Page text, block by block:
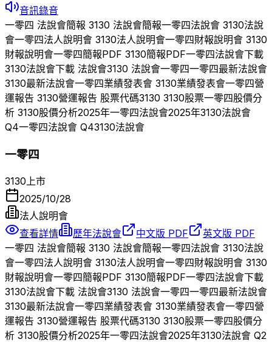
音訊錄音
一零四 法說會簡報 3130 法說會簡報一零四法說會 3130法說
會一零四法人說明會 3130法人說明會一零四財報說明會 3130
財報說明會一零四簡報PDF 3130簡報PDF一零四法說會下載
3130法說會下載 法說會3130 法說會一零四一零四最新法說會
3130最新法說會一零四業績發表會 3130業績發表會一零四營
運報告 3130營運報告 股票代碼3130 3130股票一零四股價分
析 3130股價分析2025年一零四法說會2025年3130法說會
Q4一零四法說會 Q43130法說會
一零四
3130 上市
2025/10/28
法人說明會
查看詳情
歷年法說會 中文版 PDF
英文版 PDF
一零四 法說會簡報 3130 法說會簡報一零四法說會 3130法說
會一零四法人說明會 3130法人說明會一零四財報說明會 3130
財報說明會一零四簡報PDF 3130簡報PDF一零四法說會下載
3130法說會下載 法說會3130 法說會一零四一零四最新法說會
3130最新法說會一零四業績發表會 3130業績發表會一零四營
運報告 3130營運報告 股票代碼3130 3130股票一零四股價分
析 3130股價分析2025年一零四法說會2025年3130法說會 Q2